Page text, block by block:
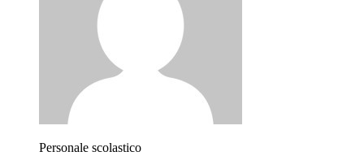
Personale scolastico